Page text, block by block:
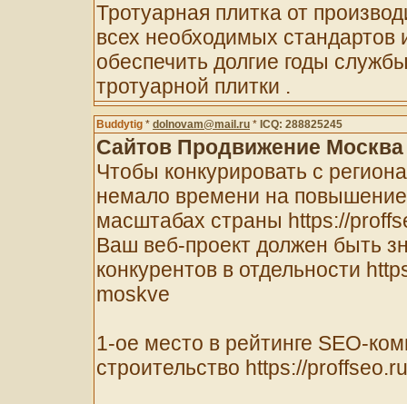
Тротуарная плитка от
всех необходимых стандартов
обеспечить долгие годы
тротуарной плитки .
Buddytig * dolnovam@mail.ru * ICQ: 288825245
Сайтов Продвижение Москва
Чтобы конкурировать с
немало времени на повышение
масштабах страны https://
Ваш веб-проект должен быть
конкурентов в отдельности
moskve
1-ое место в рейтинге SEO-
строительство https://